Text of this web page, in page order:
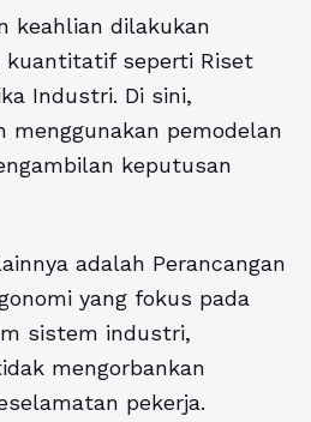
keahlian dilakukan
seperti Riset
Industri. Di sini,
menggunakan pemodelan
keputusan
adalah Perancangan
yang fokus pada
sistem industri,
mengorbankan
pekerja.